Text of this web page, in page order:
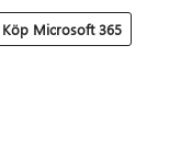
Köp Microsoft 365